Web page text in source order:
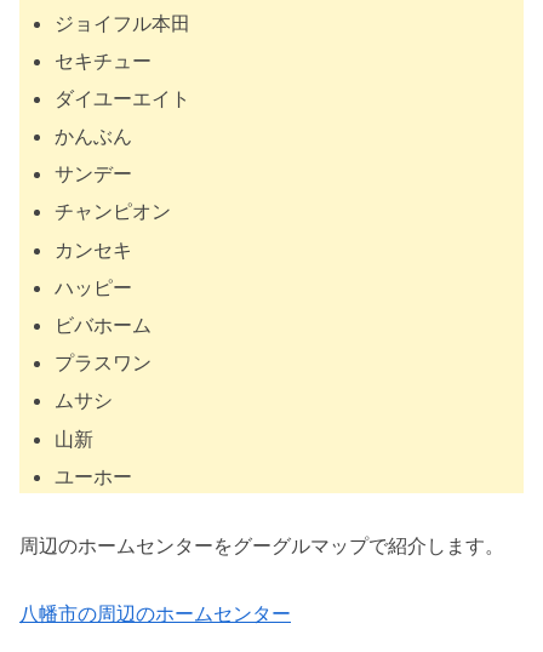
ジョイフル本田
セキチュー
ダイユーエイト
かんぶん
サンデー
チャンピオン
カンセキ
ハッピー
ビバホーム
プラスワン
ムサシ
山新
ユーホー
周辺のホームセンターをグーグルマップで紹介します。
八幡市の周辺のホームセンター